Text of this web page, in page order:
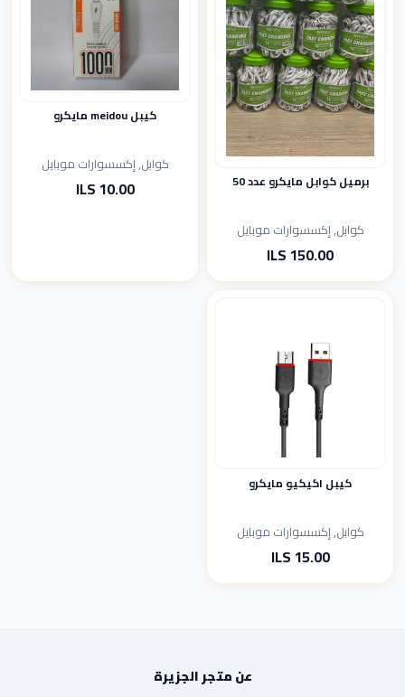
برميل كوابل مايكرو عدد 50
كوابل, إكسسوارات موبايل
150.00 ILS
كيبل meidou مايكرو
كوابل, إكسسوارات موبايل
10.00 ILS
كيبل اكيكيو مايكرو
كوابل, إكسسوارات موبايل
15.00 ILS
عن متجر الجزيرة